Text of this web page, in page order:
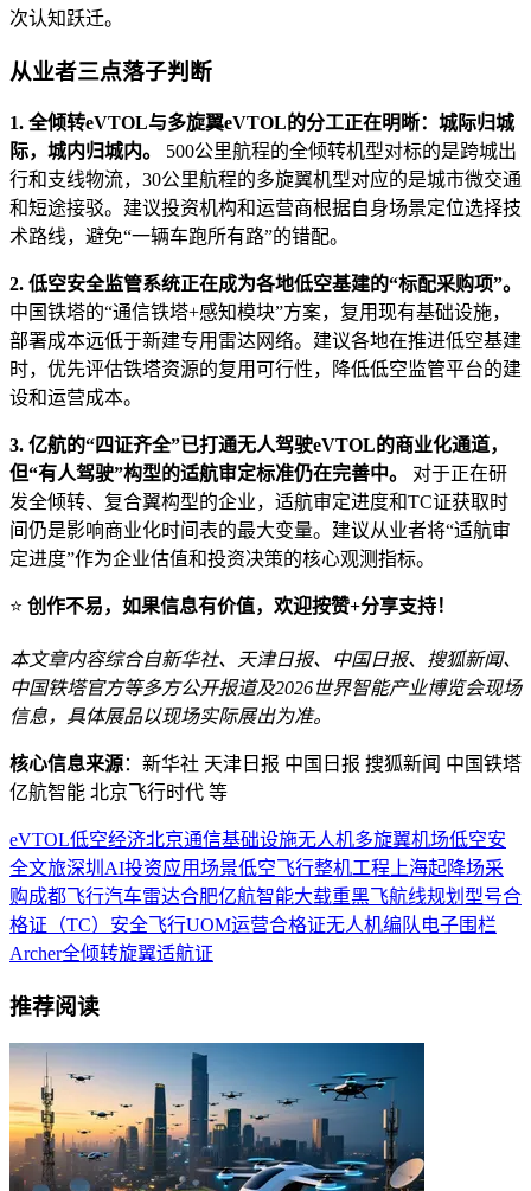
次认知跃迁。
从业者三点落子判断
1. 全倾转eVTOL与多旋翼eVTOL的分工正在明晰：城际归城
际，城内归城内。
500公里航程的全倾转机型对标的是跨城出
行和支线物流，30公里航程的多旋翼机型对应的是城市微交通
和短途接驳。建议投资机构和运营商根据自身场景定位选择技
术路线，避免“一辆车跑所有路”的错配。
2. 低空安全监管系统正在成为各地低空基建的“标配采购项”。
中国铁塔的“通信铁塔+感知模块”方案，复用现有基础设施，
部署成本远低于新建专用雷达网络。建议各地在推进低空基建
时，优先评估铁塔资源的复用可行性，降低低空监管平台的建
设和运营成本。
3. 亿航的“四证齐全”已打通无人驾驶eVTOL的商业化通道，
但“有人驾驶”构型的适航审定标准仍在完善中。
对于正在研
发全倾转、复合翼构型的企业，适航审定进度和TC证获取时
间仍是影响商业化时间表的最大变量。建议从业者将“适航审
定进度”作为企业估值和投资决策的核心观测指标。
⭐ 创作不易，如果信息有价值，欢迎按赞+分享支持！
本文章内容综合自新华社、天津日报、中国日报、搜狐新闻、
中国铁塔官方等多方公开报道及2026世界智能产业博览会现场
信息，具体展品以现场实际展出为准。
核心信息来源：新华社 天津日报 中国日报 搜狐新闻 中国铁塔
亿航智能 北京飞行时代 等
eVTOL低空经济北京通信基础设施无人机多旋翼机场低空安
全文旅深圳 AI投资应用场景低空飞行整机工程 上海起降场采
购成都飞行汽车雷达合肥亿航智能大载重黑飞航线规划 型号合
格证（TC） 安全飞行UOM运营合格证无人机编队 电子围栏
Archer全倾转旋翼适航证
推荐阅读